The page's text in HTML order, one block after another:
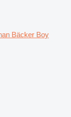
Bäcker Boy